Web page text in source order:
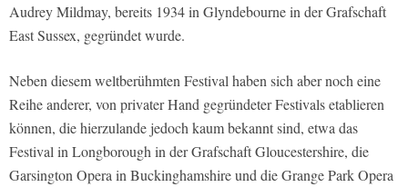
Audrey Mildmay, bereits 1934 in Glyndebourne in der Grafschaft
East Sussex, gegründet wurde.
Neben diesem weltberühmten Festival haben sich aber noch eine
Reihe anderer, von privater Hand gegründeter Festivals etablieren
können, die hierzulande jedoch kaum bekannt sind, etwa das
Festival in Longborough in der Grafschaft Gloucestershire, die
Garsington Opera in Buckinghamshire und die Grange Park Opera